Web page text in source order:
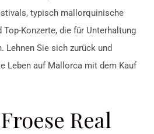
typisch mallorquinische
Top-Konzerte, die für Unterhaltung
Lehnen Sie sich zurück und
Leben auf Mallorca mit dem Kauf
Real